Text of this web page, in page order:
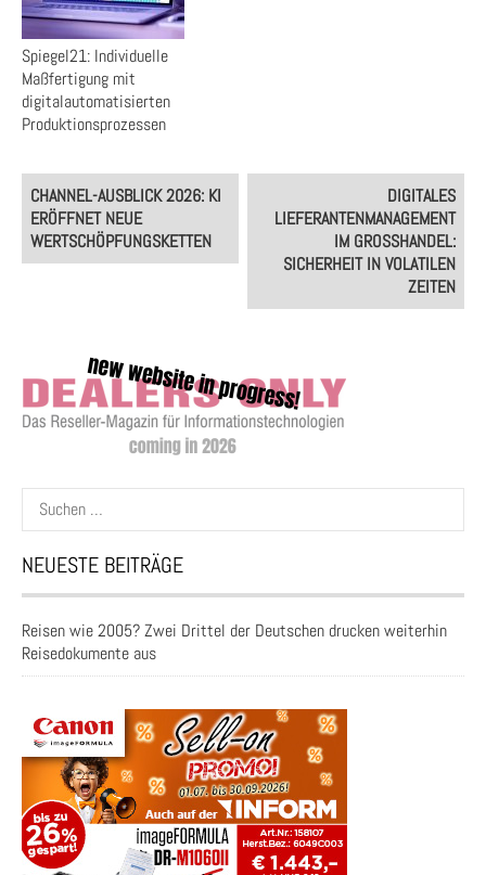
Spiegel21: Individuelle
Maßfertigung mit
digitalautomatisierten
Produktionsprozessen
Post
navigation
CHANNEL-AUSBLICK 2026: KI
ERÖFFNET NEUE
WERTSCHÖPFUNGSKETTEN
DIGITALES
LIEFERANTENMANAGEMENT
IM GROSSHANDEL: S
ICHERHEIT IN VOLATILEN Z
EITEN
Suchen
nach:
NEUESTE BEITRÄGE
Reisen wie 2005? Zwei Drittel der Deutschen drucken weiterhin
Reisedokumente aus